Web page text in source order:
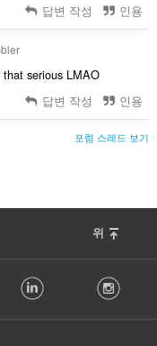
답변 작성 인용
serious LMAO
답변 작성 인용
포럼 스레드 보기
위
LinkedIn